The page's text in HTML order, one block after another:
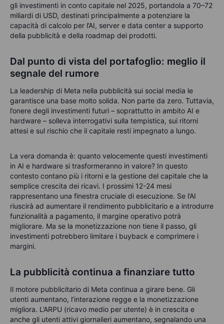
gli investimenti in conto capitale nel 2025, portandola a 70–72
miliardi di USD, destinati principalmente a potenziare la
capacità di calcolo per l’AI, server e data center a supporto
della pubblicità e della roadmap dei prodotti.
Dal punto di vista del portafoglio: meglio il
segnale del rumore
La leadership di Meta nella pubblicità sui social media le
garantisce una base molto solida. Non parte da zero. Tuttavia,
l’onere degli investimenti futuri – soprattutto in ambito AI e
hardware – solleva interrogativi sulla tempistica, sui ritorni
attesi e sul rischio che il capitale resti impegnato a lungo.
La vera domanda è: quanto velocemente questi investimenti
in AI e hardware si trasformeranno in valore? In questo
contesto contano più i ritorni e la gestione del capitale che la
semplice crescita dei ricavi. I prossimi 12-24 mesi
rappresentano una finestra cruciale di esecuzione. Se l’AI
riuscirà ad aumentare il rendimento pubblicitario e a introdurre
funzionalità a pagamento, il margine operativo potrà
migliorare. Ma se la monetizzazione non tiene il passo, gli
investimenti potrebbero limitare i buyback e comprimere i
margini.
La pubblicità continua a finanziare tutto
Il motore pubblicitario di Meta continua a girare bene. Gli
utenti aumentano, l’interazione regge e la monetizzazione
migliora. L’ARPU (ricavo medio per utente) è in crescita e
anche gli utenti attivi giornalieri aumentano, segnalando una